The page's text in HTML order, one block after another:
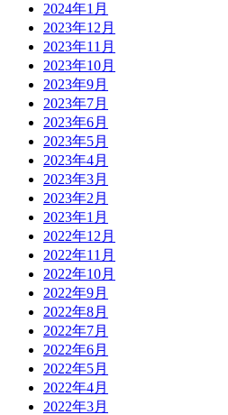
2024年1月
2023年12月
2023年11月
2023年10月
2023年9月
2023年7月
2023年6月
2023年5月
2023年4月
2023年3月
2023年2月
2023年1月
2022年12月
2022年11月
2022年10月
2022年9月
2022年8月
2022年7月
2022年6月
2022年5月
2022年4月
2022年3月